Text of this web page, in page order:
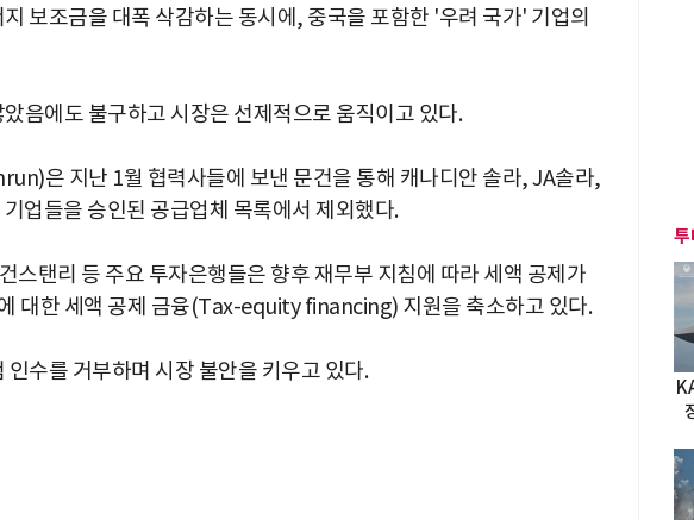
보조금을 대폭 삭감하는 동시에, 중국을 포함한 '우려 국가' 기업의
음에도 불구하고 시장은 선제적으로 움직이고 있다.
은 지난 1월 협력사들에 보낸 문건을 통해 캐나디안 솔라, JA솔라,
업들을 승인된 공급업체 목록에서 제외했다.
스탠리 등 주요 투자은행들은 향후 재무부 지침에 따라 세액 공제가
대한 세액 공제 금융(Tax-equity financing) 지원을 축소하고 있다.
수를 거부하며 시장 불안을 키우고 있다.
투